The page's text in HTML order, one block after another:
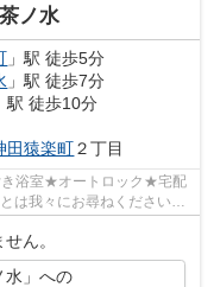
ノ水
」駅 徒歩5分
」駅 徒歩7分
駅 徒歩10分
田猿楽町２丁目
浴室★オートロック★宅配
は我々にお尋ねください。
ん。
水」への